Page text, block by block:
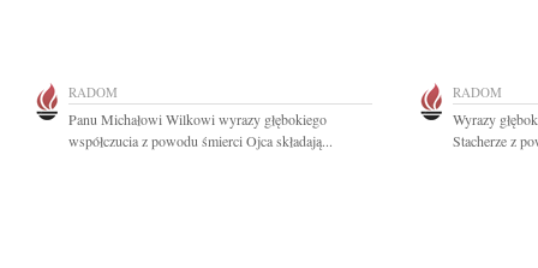
RADOM
Panu Michałowi Wilkowi wyrazy głębokiego
współczucia z powodu śmierci Ojca składają...
RADOM
Wyrazy
Stacherze z